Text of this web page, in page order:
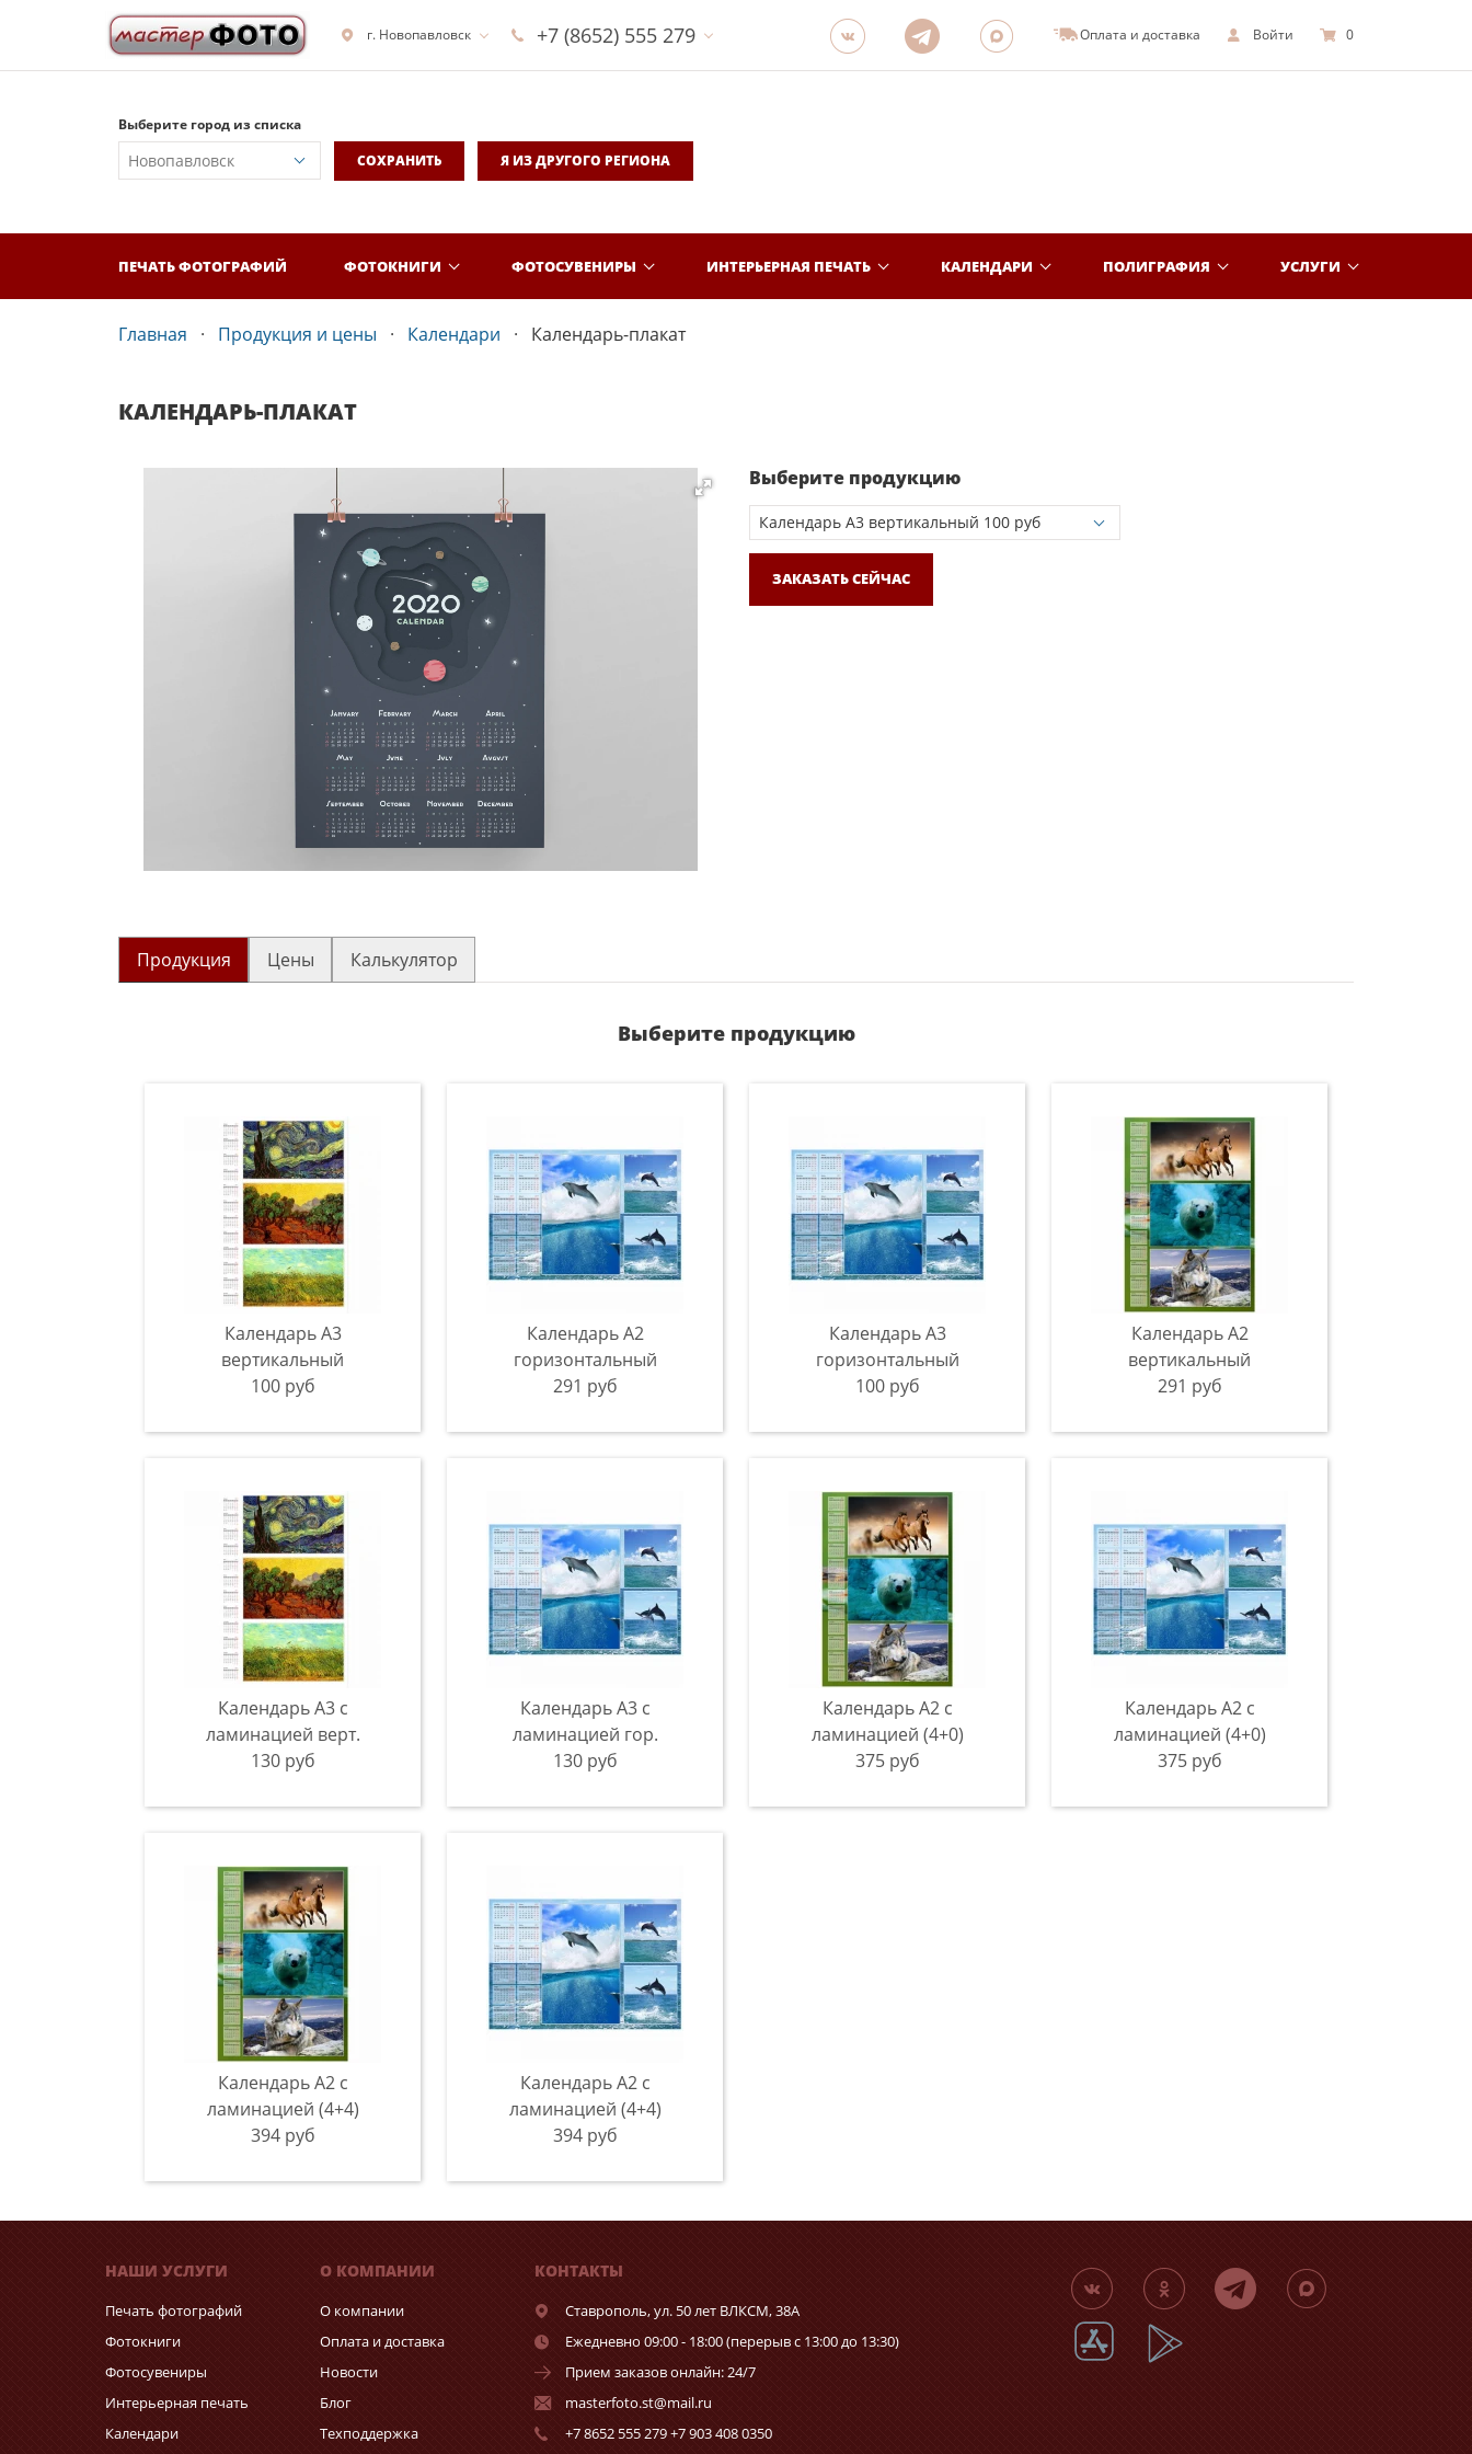
г. Новопавловск +7 (8652) 555 279 Оплата и доставка Войти 0
Выберите город из списка
СОХРАНИТЬ
Я ИЗ ДРУГОГО РЕГИОНА
ПЕЧАТЬ ФОТОГРАФИЙ ФОТОКНИГИ ФОТОСУВЕНИРЫ ИНТЕРЬЕРНАЯ ПЕЧАТЬ КАЛЕНДАРИ ПОЛИГРАФИЯ УСЛУГИ
Главная Продукция и цены Календари Календарь-плакат
КАЛЕНДАРЬ-ПЛАКАТ
Выберите продукцию
ЗАКАЗАТЬ СЕЙЧАС
Продукция Цены Калькулятор
Выберите продукцию
Календарь А3
вертикальный
100 руб
Календарь A2
горизонтальный
291 руб
Календарь A3
горизонтальный
100 руб
Календарь A2
вертикальный
291 руб
Календарь А3 с
ламинацией верт.
130 руб
Календарь А3 с
ламинацией гор.
130 руб
Календарь А2 с
ламинацией (4+0)
375 руб
Календарь А2 с
ламинацией (4+0)
375 руб
Календарь А2 с
ламинацией (4+4)
394 руб
Календарь А2 с
ламинацией (4+4)
394 руб
НАШИ УСЛУГИ
Печать фотографий
Фотокниги
Фотосувениры
Интерьерная печать
Календари
О КОМПАНИИ
О компании
Оплата и доставка
Новости
Блог
Техподдержка
КОНТАКТЫ
Ставрополь,ул. 50 лет ВЛКСМ, 38А
Ежедневно 09:00 - 18:00 (перерыв с 13:00 до 13:30)
Прием заказов онлайн: 24/7
masterfoto.st@mail.ru
+7 8652 555 279 +7 903 408 0350